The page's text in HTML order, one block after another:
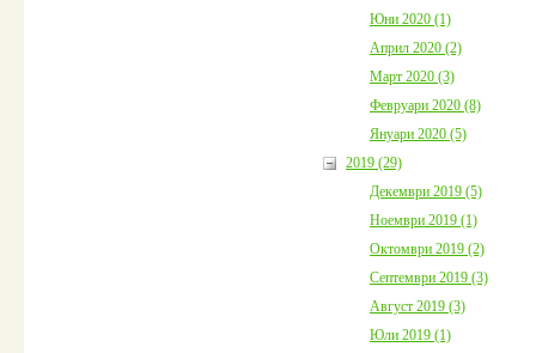
Юни 2020 (1)
Април 2020 (2)
Март 2020 (3)
Февруари 2020 (8)
Януари 2020 (5)
2019 (29)
Декември 2019 (5)
Ноември 2019 (1)
Октомври 2019 (2)
Септември 2019 (3)
Август 2019 (3)
Юли 2019 (1)